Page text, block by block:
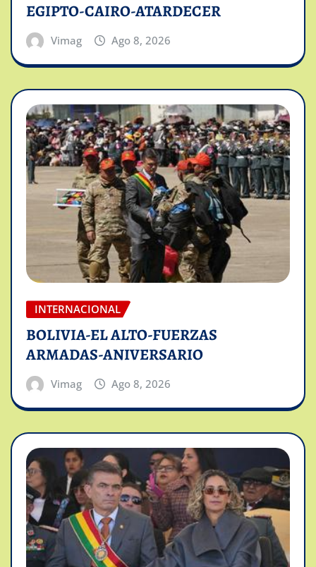
EGIPTO-CAIRO-ATARDECER
Vimag Ago 8, 2026
INTERNACIONAL
BOLIVIA-EL ALTO-FUERZAS
ARMADAS-ANIVERSARIO
Vimag Ago 8, 2026